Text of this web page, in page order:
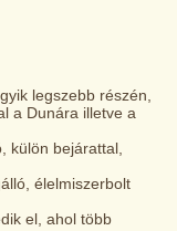
legszebb részén,
a Dunára illetve a
külön bejárattal,
élelmiszerbolt
el, ahol több